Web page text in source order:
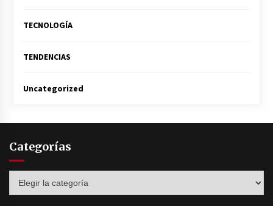
TECNOLOGÍA
TENDENCIAS
Uncategorized
Categorías